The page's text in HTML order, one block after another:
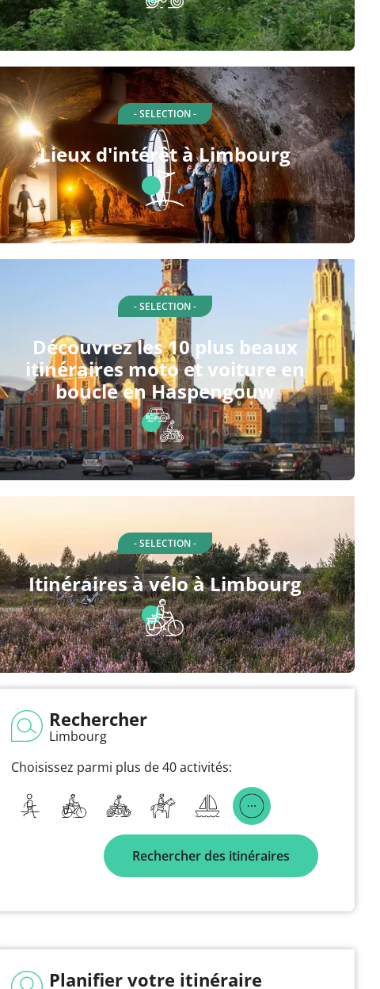
- SELECTION -
Lieux d'intérêt à Limbourg
- SELECTION -
Découvrez les 10 plus beaux
itinéraires moto et voiture en
boucle en Haspengouw
- SELECTION -
Itinéraires à vélo à Limbourg
Rechercher
Limbourg
Choisissez parmi plus de 40 activités:
Rechercher des itinéraires
Planifier votre itinéraire